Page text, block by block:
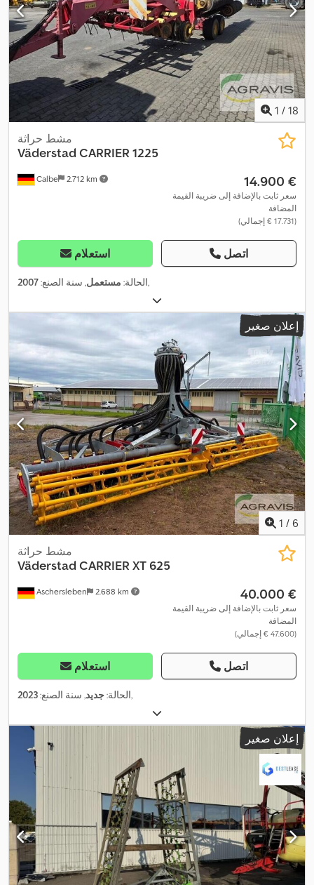
1 / 18
Calbe 2.712 km
مشط حراثة
Väderstad CARRIER 1225
‏14.900 €
سعر ثابت بالإضافة إلى ضريبة القيمة
المضافة
(‏17.731 € إجمالي)
استعلام اتصل
الحالة: مستعمل, سنة الصنع:2007 ,
إعلان صغير
1 / 6
Aschersleben 2.688 km
مشط حراثة
Väderstad CARRIER XT 625
‏40.000 €
سعر ثابت بالإضافة إلى ضريبة القيمة
المضافة
(‏47.600 € إجمالي)
استعلام اتصل
الحالة:جديد, سنة الصنع:2023 ,
إعلان صغير